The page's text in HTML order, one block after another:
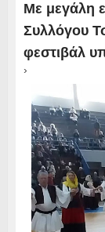
Με μεγάλη
Συλλόγου
φεστιβάλ
›